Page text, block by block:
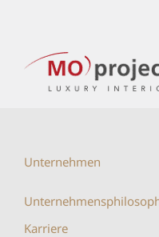
springen
Unternehmen
Karriere